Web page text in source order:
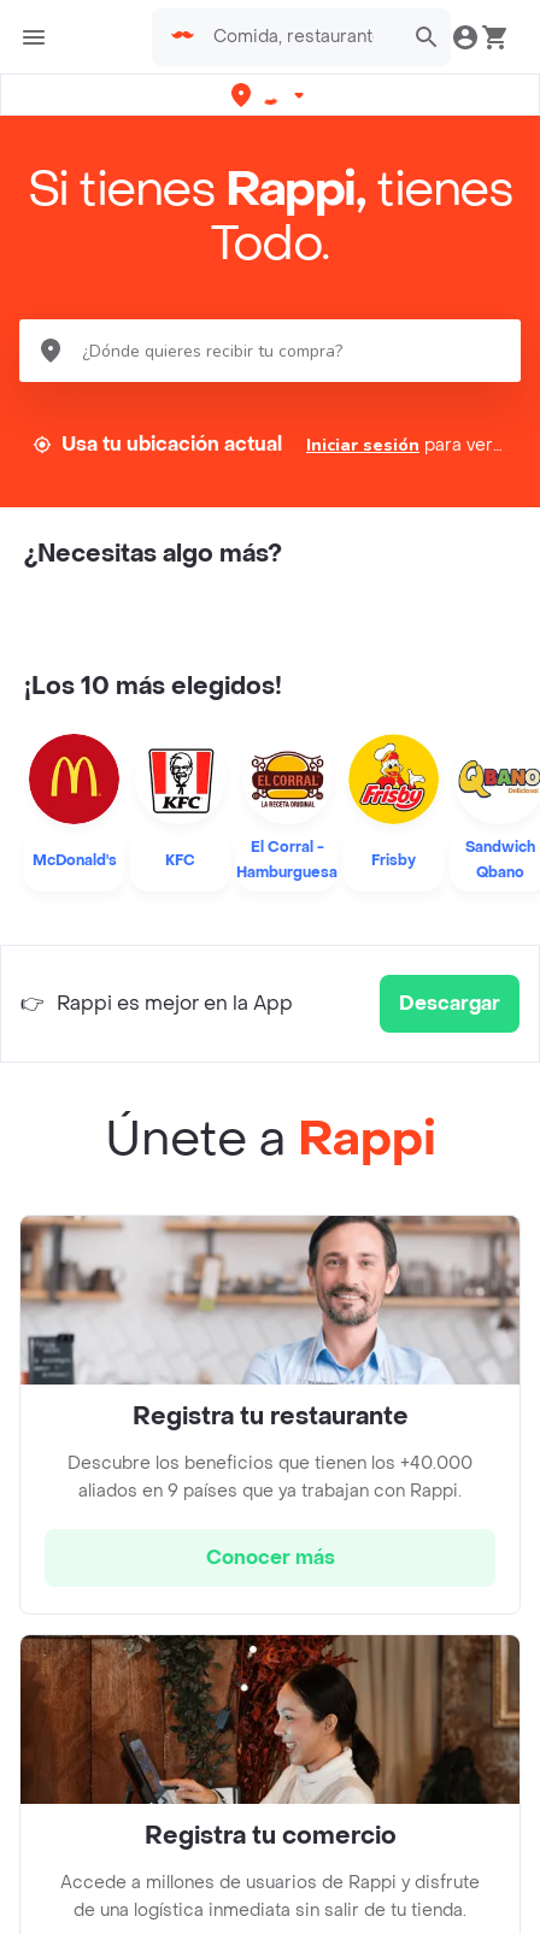
Si tienes Rappi,tienes
Todo.
Usa tu ubicación actual Iniciar sesión para ver tus direcciones
¿Necesitas algo más?
¡Los 10 más elegidos!
McDonald's KFC
El Corral -
Hamburguesa
Frisby
Sandwich
Qbano
👉 Rappi es mejor en la App Descargar
Únete a Rappi
Registra tu restaurante
Descubre los beneficios que tienen los +40.000
aliados en 9 países que ya trabajan con Rappi.
Conocer más
Registra tu comercio
Accede a millones de usuarios de Rappi y disfrute
de una logística inmediata sin salir de tu tienda.